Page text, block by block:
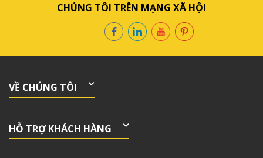
CHÚNG TÔI TRÊN MẠNG XÃ HỘI
VỀ CHÚNG TÔI
HỖ TRỢ KHÁCH HÀNG